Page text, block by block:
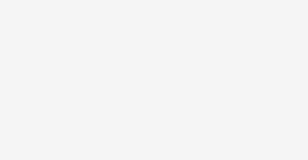
最高不超过12000元。
件下优先录取。
人员范围大学生退役士兵人数的10%。